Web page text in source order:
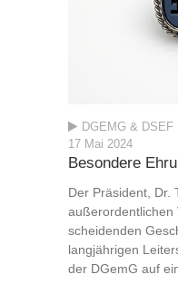
DGEMG & DSEF
17 Mai 2024
Besondere
Der Präsident, Dr.
außerordentlichen
scheidenden
langjährigen
der DGemG auf